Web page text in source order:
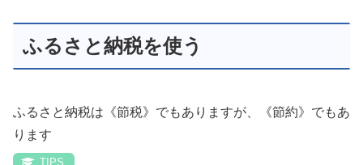
ふるさと納税を使う
ふるさと納税は《節税》でもありますが、《節約》でもあ
ります